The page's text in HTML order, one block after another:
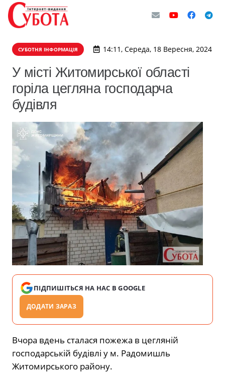
СУБОТНЯ ІНФОРМАЦІЯ 14:11, Середа, 18 Вересня, 2024
У місті Житомирської області
горіла цегляна господарча
будівля
ПІДПИШІТЬСЯ НА НАС В GOOGLE
ДОДАТИ ЗАРАЗ
Вчора вдень сталася пожежа в цегляній
господарській будівлі у м. Радомишль
Житомирського району.